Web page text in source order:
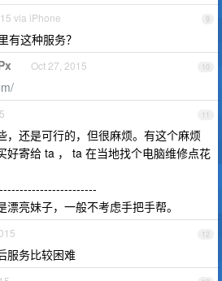
9
via iPhone
有这种服务？
10
Oct 27, 2015
11
，还是可行的，但很麻烦。有这个麻烦
好寄给 ta ， ta 在当地找个电脑维修点花
亮妹子，一般不考虑手把手帮。
12
服务比较困难